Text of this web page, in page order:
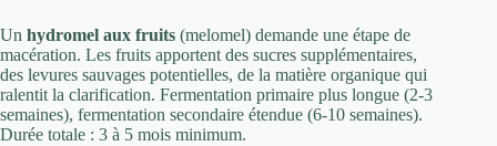
Un hydromel aux fruits (melomel) demande une étape de
macération. Les fruits apportent des sucres supplémentaires,
des levures sauvages potentielles, de la matière organique qui
ralentit la clarification. Fermentation primaire plus longue (2-3
semaines), fermentation secondaire étendue (6-10 semaines).
Durée totale : 3 à 5 mois minimum.